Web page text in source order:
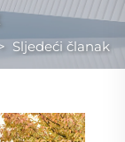
Sljedeći članak